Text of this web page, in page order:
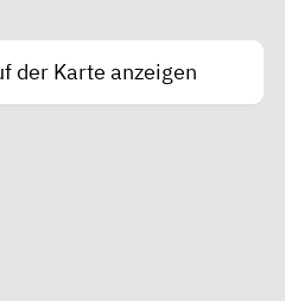
der Karte anzeigen